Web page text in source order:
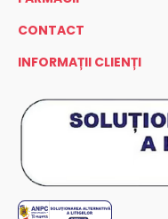
CONTACT
INFORMAȚII CLIENȚI